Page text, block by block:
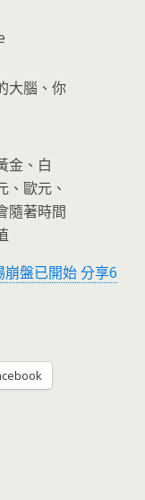
大腦、你
金、白
、歐元、
隨著時間
盤已開始 分享6